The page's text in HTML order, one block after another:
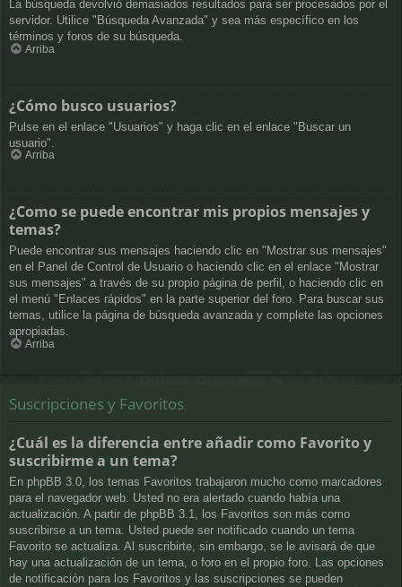
La búsqueda devolvió demasiados resultados para ser procesados por el
servidor. Utilice "Búsqueda Avanzada" y sea más específico en los
términos y foros de su búsqueda.
Arriba
¿Cómo busco usuarios?
Pulse en el enlace "Usuarios" y haga clic en el enlace "Buscar un
usuario".
Arriba
¿Como se puede encontrar mis propios mensajes y
temas?
Puede encontrar sus mensajes haciendo clic en "Mostrar sus mensajes"
en el Panel de Control de Usuario o haciendo clic en el enlace "Mostrar
sus mensajes" a través de su propio página de perfil, o haciendo clic en
el menú "Enlaces rápidos" en la parte superior del foro. Para buscar sus
temas, utilice la página de búsqueda avanzada y complete las opciones
apropiadas.
Arriba
Suscripciones y Favoritos
¿Cuál es la diferencia entre añadir como Favorito y
suscribirme a un tema?
En phpBB 3.0, los temas Favoritos trabajaron mucho como marcadores
para el navegador web. Usted no era alertado cuando había una
actualización. A partir de phpBB 3.1, los Favoritos son más como
suscribirse a un tema. Usted puede ser notificado cuando un tema
Favorito se actualiza. Al suscribirte, sin embargo, se le avisará de que
hay una actualización de un tema, o foro en el propio foro. Las opciones
de notificación para los Favoritos y las suscripciones se pueden